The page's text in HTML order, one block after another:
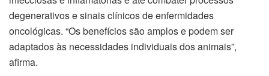
degenerativos e sinais clínicos de enfermidades
oncológicas. “Os benefícios são amplos e podem ser
adaptados às necessidades individuais dos animais”,
afirma.